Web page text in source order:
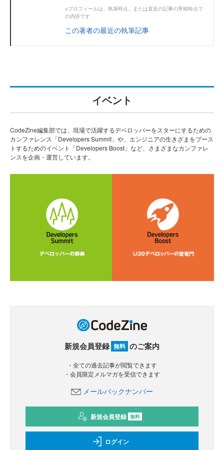
※プロフィールは、執筆時点、または直近の記事の寄稿時点で
の内容です
この著者の最近の執筆記事
イベント
CodeZine編集部では、現場で活躍するデベロッパーをスターにするための
カンファレンス「Developers Summit」や、エンジニアの生きざまをブース
トするためのイベント「Developers Boost」など、さまざまなカンファレ
ンスを企画・運営しています。
新規会員登録 無料 のご案内
・全ての過去記事が閲覧できます
・会員限定メルマガを受信できます
メールバックナンバー
新規会員登録 無料
ログイン